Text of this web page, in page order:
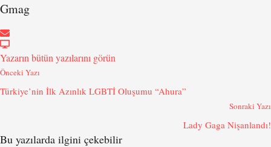
Gmag
Yazarın bütün yazılarını görün
Önceki Yazı
Türkiye’nin İlk Azınlık LGBTİ Oluşumu “Ahura”
Sonraki Yazı
Lady Gaga Nişanlandı!
Bu yazılarda ilgini çekebilir